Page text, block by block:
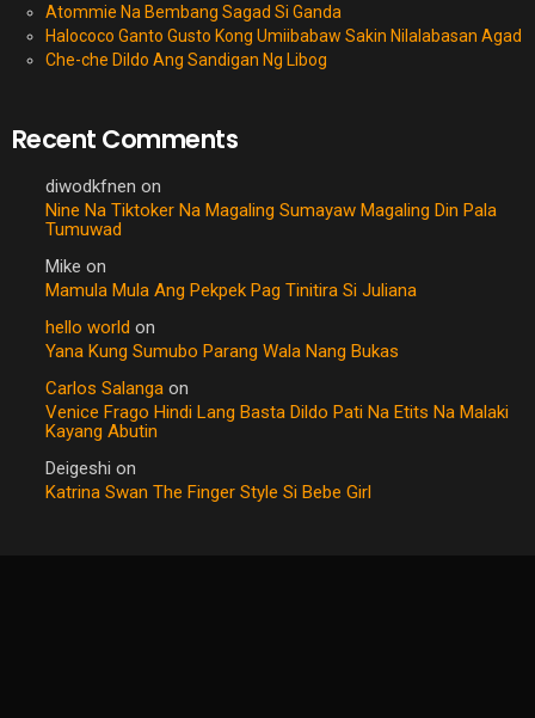
Atommie Na Bembang Sagad Si Ganda
Halococo Ganto Gusto Kong Umiibabaw Sakin Nilalabasan Agad
Che-che Dildo Ang Sandigan Ng Libog
Recent Comments
diwodkfnen on
Nine Na Tiktoker Na Magaling Sumayaw Magaling Din Pala
Tumuwad
Mike on
Mamula Mula Ang Pekpek Pag Tinitira Si Juliana
hello world on
Yana Kung Sumubo Parang Wala Nang Bukas
Carlos Salanga on
Venice Frago Hindi Lang Basta Dildo Pati Na Etits Na Malaki
Kayang Abutin
Deigeshi on
Katrina Swan The Finger Style Si Bebe Girl